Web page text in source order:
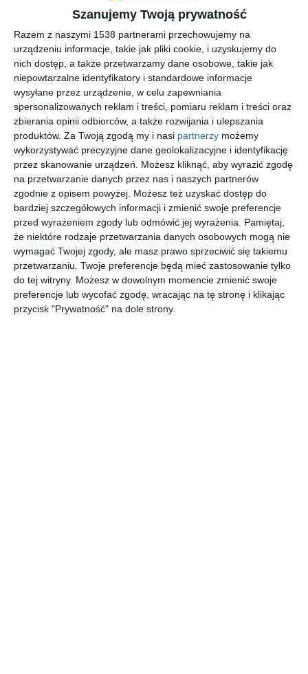
Szanujemy Twoją prywatność
Razem z naszymi 1538 partnerami przechowujemy na
urządzeniu informacje, takie jak pliki cookie, i uzyskujemy do
nich dostęp, a także przetwarzamy dane osobowe, takie jak
niepowtarzalne identyfikatory i standardowe informacje
wysyłane przez urządzenie, w celu zapewniania
spersonalizowanych reklam i treści, pomiaru reklam i treści oraz
zbierania opinii odbiorców, a także rozwijania i ulepszania
produktów. Za Twoją zgodą my i nasi partnerzy możemy
wykorzystywać precyzyjne dane geolokalizacyjne i identyfikację
przez skanowanie urządzeń. Możesz kliknąć, aby wyrazić zgodę
na przetwarzanie danych przez nas i naszych partnerów
zgodnie z opisem powyżej. Możesz też uzyskać dostęp do
bardziej szczegółowych informacji i zmienić swoje preferencje
przed wyrażeniem zgody lub odmówić jej wyrażenia.
Pamiętaj,
że niektóre rodzaje przetwarzania danych osobowych mogą nie
wymagać Twojej zgody, ale masz prawo sprzeciwić się takiemu
przetwarzaniu. Twoje preferencje będą mieć zastosowanie tylko
do tej witryny. Możesz w dowolnym momencie zmienić swoje
preferencje lub wycofać zgodę, wracając na tę stronę i klikając
przycisk "Prywatność" na dole strony.
pracownię AM Invest
Dodaj do ulubionych
Dodaj do ulubionych
a